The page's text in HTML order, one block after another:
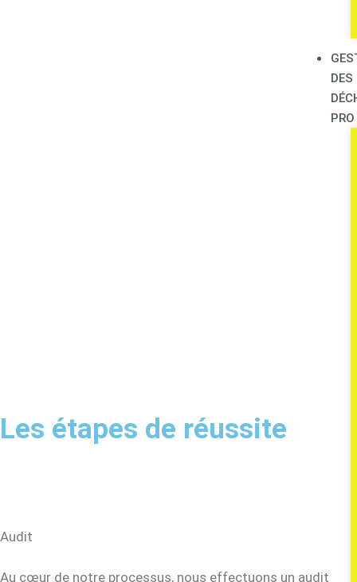
DES
PRO
Les étapes de réussite
Audit
Au cœur de notre processus, nous effectuons un audit